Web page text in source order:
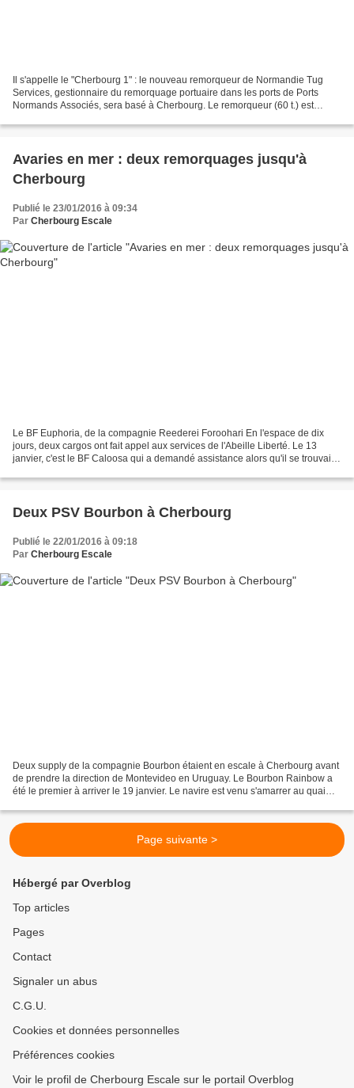
Il s'appelle le "Cherbourg 1" : le nouveau remorqueur de Normandie Tug
Services, gestionnaire du remorquage portuaire dans les ports de Ports
Normands Associés, sera basé à Cherbourg. Le remorqueur (60 t.) est
Avaries en mer : deux remorquages jusqu'à
Cherbourg
Publié le 23/01/2016 à 09:34
Par Cherbourg Escale
Le BF Euphoria, de la compagnie Reederei Foroohari En l'espace de dix
jours, deux cargos ont fait appel aux services de l'Abeille Liberté. Le 13
janvier, c'est le BF Caloosa qui a demandé assistance alors qu'il se trouvait
Deux PSV Bourbon à Cherbourg
Publié le 22/01/2016 à 09:18
Par Cherbourg Escale
Deux supply de la compagnie Bourbon étaient en escale à Cherbourg avant
de prendre la direction de Montevideo en Uruguay. Le Bourbon Rainbow a
été le premier à arriver le 19 janvier. Le navire est venu s'amarrer au quai
Page suivante >
Hébergé par Overblog
Top articles
Pages
Contact
Signaler un abus
C.G.U.
Cookies et données personnelles
Préférences cookies
Voir le profil de Cherbourg Escale sur le portail Overblog